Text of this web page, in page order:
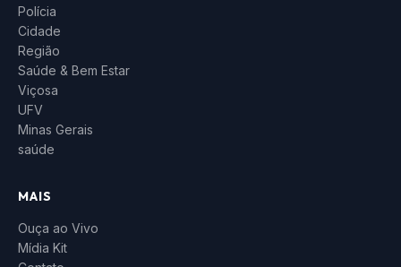
Polícia
Cidade
Região
Saúde & Bem Estar
Viçosa
UFV
Minas Gerais
saúde
MAIS
Ouça ao Vivo
Mídia Kit